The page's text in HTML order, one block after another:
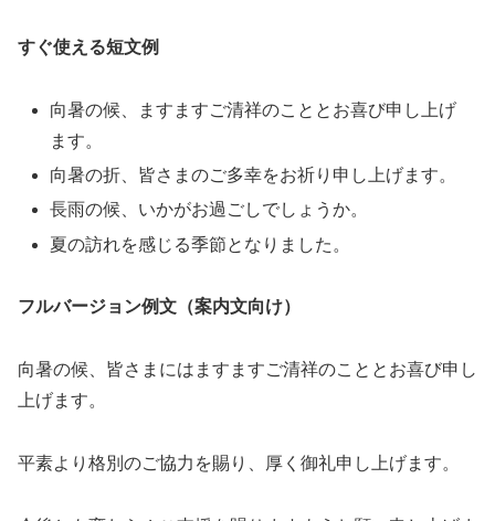
すぐ使える短文例
向暑の候、ますますご清祥のこととお喜び申し上げ
ます。
向暑の折、皆さまのご多幸をお祈り申し上げます。
長雨の候、いかがお過ごしでしょうか。
夏の訪れを感じる季節となりました。
フルバージョン例文（案内文向け）
向暑の候、皆さまにはますますご清祥のこととお喜び申し
上げます。
平素より格別のご協力を賜り、厚く御礼申し上げます。